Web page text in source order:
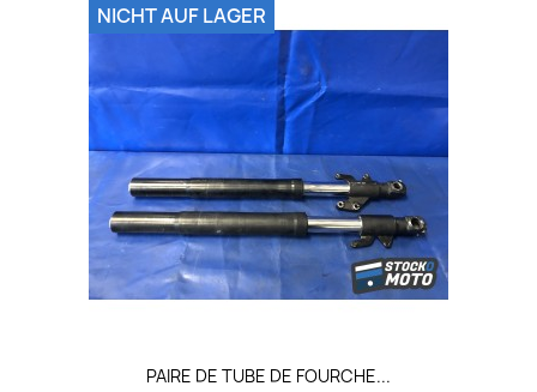
PAIRE DE TUBE DE FOURCHE...
NICHT AUF LAGER